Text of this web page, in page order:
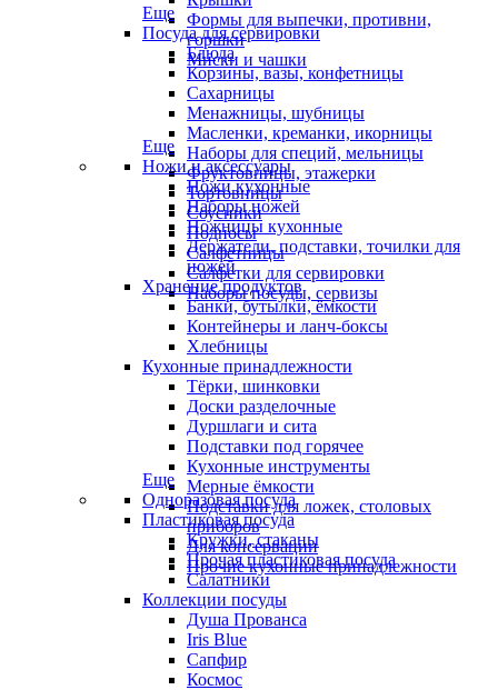
Формы для выпечки, противни,
горшки
Миски и чашки
Еще
Посуда для сервировки
Блюда
Корзины, вазы, конфетницы
Сахарницы
Менажницы, шубницы
Масленки, креманки, икорницы
Наборы для специй, мельницы
Фруктовницы, этажерки
Тортовницы
Соусники
Подносы
Салфетницы
Салфетки для сервировки
Наборы посуды, сервизы
Еще
Ножи и аксессуары
Ножи кухонные
Наборы ножей
Ножницы кухонные
Держатели, подставки, точилки для
ножей
Хранение продуктов
Банки, бутылки, ёмкости
Контейнеры и ланч-боксы
Хлебницы
Кухонные принадлежности
Тёрки, шинковки
Доски разделочные
Дуршлаги и сита
Подставки под горячее
Кухонные инструменты
Мерные ёмкости
Подставки для ложек, столовых
приборов
Для консервации
Прочие кухонные принадлежности
Еще
Одноразовая посуда
Пластиковая посуда
Кружки, стаканы
Прочая пластиковая посуда
Салатники
Коллекции посуды
Душа Прованса
Iris Blue
Сапфир
Космос